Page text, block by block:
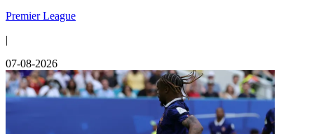
Premier League
|
07-08-2026